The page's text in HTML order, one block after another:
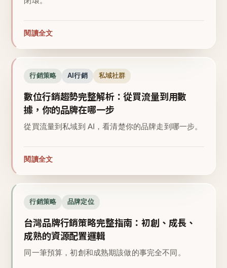
閱讀全文
行銷策略 AI行銷 私域社群
數位行銷趨勢完整解析：從買流量到用數
據，你的品牌在哪一步
從買流量到私域到 AI，看清楚你的品牌走到哪一步。
閱讀全文
行銷策略 品牌定位
台灣品牌行銷策略完整指南：初創、成長、
成熟的資源配置邏輯
同一筆預算，初創和成熟期該做的事完全不同。